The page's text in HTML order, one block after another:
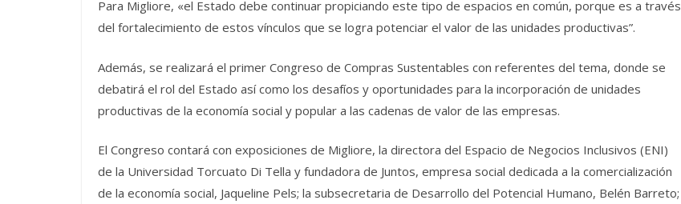
Para Migliore, «el Estado debe continuar propiciando este tipo de espacios en común, porque es a través
del fortalecimiento de estos vínculos que se logra potenciar el valor de las unidades productivas”.
Además, se realizará el primer Congreso de Compras Sustentables con referentes del tema, donde se
debatirá el rol del Estado así como los desafíos y oportunidades para la incorporación de unidades
productivas de la economía social y popular a las cadenas de valor de las empresas.
El Congreso contará con exposiciones de Migliore, la directora del Espacio de Negocios Inclusivos (ENI)
de la Universidad Torcuato Di Tella y fundadora de Juntos, empresa social dedicada a la comercialización
de la economía social, Jaqueline Pels; la subsecretaria de Desarrollo del Potencial Humano, Belén Barreto;